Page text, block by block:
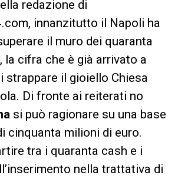
redazione di
innanzitutto il Napoli ha
il muro dei quaranta
la cifra che è già arrivato a
strappare il gioiello Chiesa
Di fronte ai reiterati no
si può ragionare su una base
cinquanta milioni di euro.
tra i quaranta cash e i
nella trattativa di